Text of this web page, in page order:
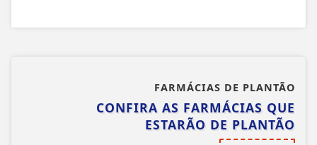
FARMÁCIAS DE PLANTÃO
CONFIRA AS FARMÁCIAS QUE
ESTARÃO DE PLANTÃO